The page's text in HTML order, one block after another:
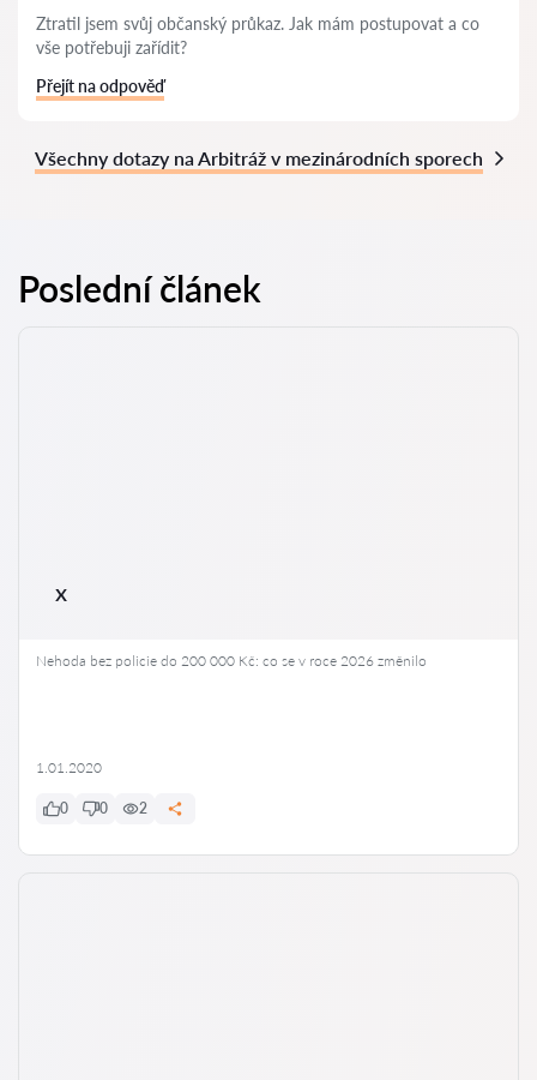
Ztratil jsem svůj občanský průkaz. Jak mám postupovat a co
vše potřebuji zařídit?
Přejít na odpověď
Všechny dotazy na Arbitráž v mezinárodních sporech
Poslední článek
x
Nehoda bez policie do 200 000 Kč: co se v roce 2026 změnilo
1.01.2020
0 0 2